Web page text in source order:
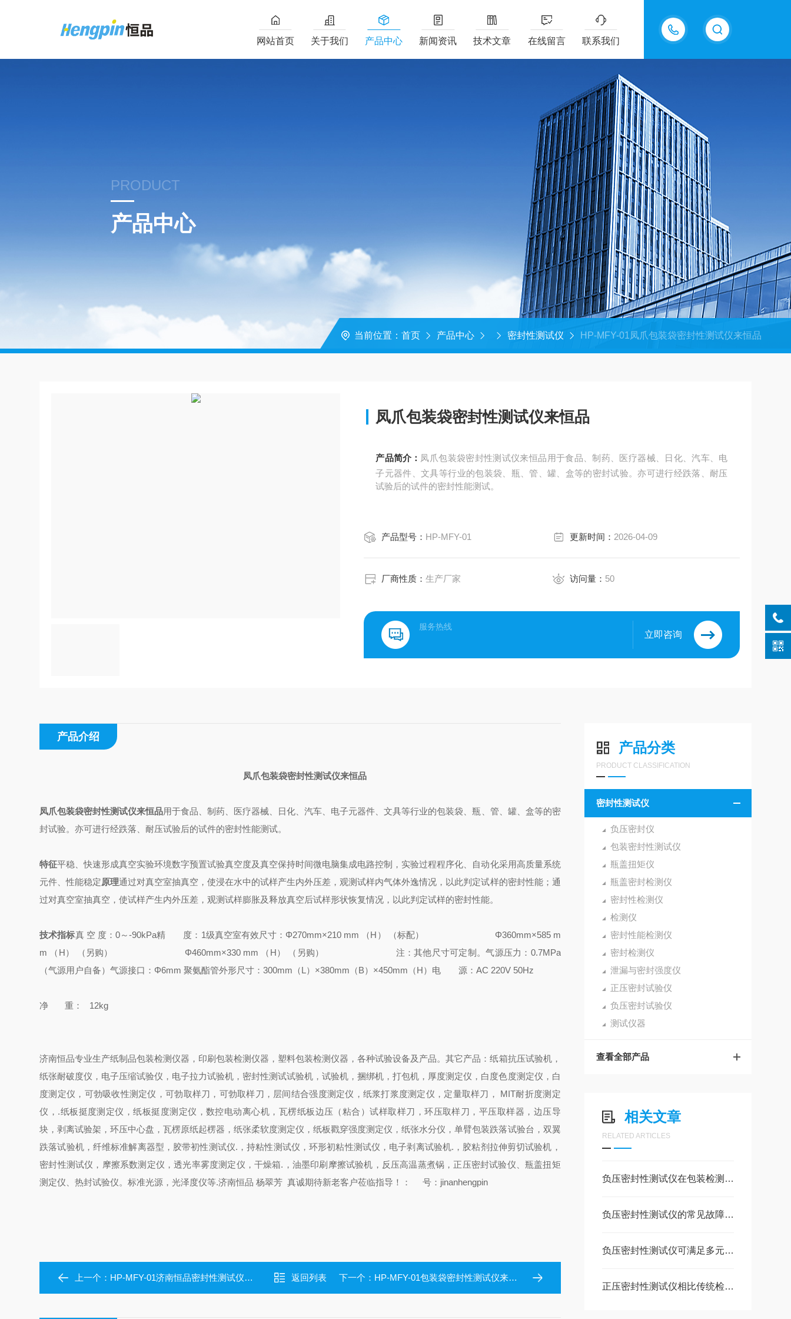
13335155207
网站首页 关于我们 产品中心 新闻资讯 技术文章 在线留言 联系我们
PRODUCT
产品中心
当前位置： 首页 产品中心 密封性测试仪 HP-MFY-01凤爪包装袋密封性测试仪来恒品
凤爪包装袋密封性测试仪来恒品
产品简介： 凤爪包装袋密封性测试仪来恒品用于食品、制药、医疗器械、日化、汽车、电
子元器件、文具等行业的包装袋、瓶、管、罐、盒等的密封试验。亦可进行经跌落、耐压
试验后的试件的密封性能测试。
产品型号： HP-MFY-01 更新时间： 2026-04-09
厂商性质：生产厂家 访问量： 50
服务热线
立即咨询
产品分类
PRODUCT CLASSIFICATION
密封性测试仪
负压密封仪
包装密封性测试仪
瓶盖扭矩仪
瓶盖密封检测仪
密封性检测仪
检测仪
密封性能检测仪
密封检测仪
泄漏与密封强度仪
正压密封试验仪
负压密封试验仪
测试仪器
查看全部产品
相关文章
RELATED ARTICLES
负压密封性测试仪在包装检测中的应用与优势
负压密封性测试仪的常见故障及解决方法
负压密封性测试仪可满足多元化需求
正压密封性测试仪相比传统检测方法的优势在哪
产品介绍
凤爪包装袋密封性测试仪来恒品
凤爪包装袋密封性测试仪来恒品用于食品、制药、医疗器械、日化、汽车、电子元器件、文具等行业的包装袋、瓶、管、罐、盒等的密
封试验。亦可进行经跌落、耐压试验后的试件的密封性能测试。
特征平稳、快速形成真空实验环境数字预置试验真空度及真空保持时间微电脑集成电路控制，实验过程程序化、自动化采用高质量系统
元件、性能稳定原理通过对真空室抽真空，使浸在水中的试样产生内外压差，观测试样内气体外逸情况，以此判定试样的密封性能；通
过对真空室抽真空，使试样产生内外压差，观测试样膨胀及释放真空后试样形状恢复情况，以此判定试样的密封性能。
技术指标真 空 度：0～-90kPa精 度：1级真空室有效尺寸：Φ270mm×210 mm （H） （标配）
Φ360mm×585 m
m （H） （另购）
Φ460mm×330 mm （H） （另购） 注：其他尺寸可定制。气源压力：0.7MPa
（气源用户自备）气源接口：Φ6mm 聚氨酯管外形尺寸：300mm（L）×380mm（B）×450mm（H） 电 源：AC 220V 50Hz
净 重： 12kg
济南恒品专业生产纸制品包装检测仪器，印刷包装检测仪器，塑料包装检测仪器，各种试验设备及产品。其它产品：纸箱抗压试验机，
纸张耐破度仪，电子压缩试验仪，电子拉力试验机，密封性测试试验机，试验机，捆绑机，打包机，厚度测定仪，白度色度测定仪，白
度测定仪，可勃吸收性测定仪，可勃取样刀，可勃取样刀，层间结合强度测定仪，纸浆打浆度测定仪，定量取样刀， MIT耐折度测定
仪，.纸板挺度测定仪，纸板挺度测定仪，数控电动离心机，瓦楞纸板边压（粘合）试样取样刀，环压取样刀，平压取样器，边压导
块，剥离试验架，环压中心盘，瓦楞原纸起楞器，纸张柔软度测定仪，纸板戳穿强度测定仪，纸张水分仪，单臂包装跌落试验台，双翼
跌落试验机，纤维标准解离器型，胶带初性测试仪.，持粘性测试仪，环形初粘性测试仪，电子剥离试验机.，胶粘剂拉伸剪切试验机，
密封性测试仪，摩擦系数测定仪，透光率雾度测定仪，干燥箱.，油墨印刷摩擦试验机，反压高温蒸煮锅，正压密封试验仪、瓶盖扭矩
测定仪、热封试验仪。标准光源，光泽度仪等.济南恒品 杨翠芳 真诚期待新老客户莅临指导！： 号：jinanhengpin
上一个： HP-MFY-01济南恒品密封性测试仪棒棒糖袋密封性能测试 返回列表 下一个： HP-MFY-01包装袋密封性测试仪来恒品检测